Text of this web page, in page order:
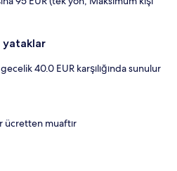
yataklar
40.0 EUR karşılığında sunulur
ücretten muaftır